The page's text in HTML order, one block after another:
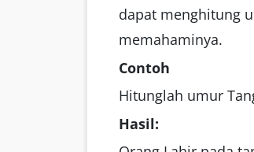
dapat menghitung
memahaminya.
Contoh
Hitunglah umur
Hasil: